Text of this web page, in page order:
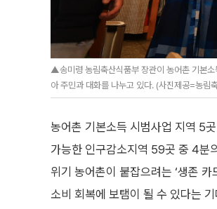
▲송미령 농림축산식품부 장관이 농어촌 기본
아 주민과 대화를 나누고 있다. (사진제공=농림
농어촌 기본소득 시범사업 지역 5
가능한 인구감소지역 59곳 중 4분
위기 농어촌이 붙잡으려는 ‘생존
소비 회복에 보탬이 될 수 있다는